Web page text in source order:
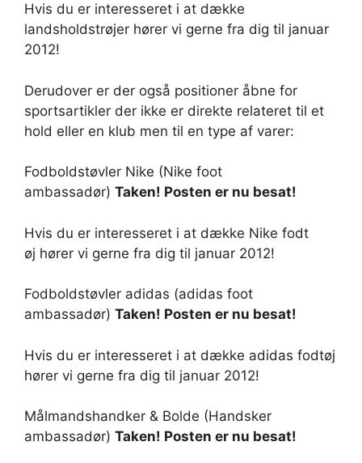
Hvis du er interesseret i at dække
landsholdstrøjer hører vi gerne fra dig til januar
2012!
Derudover er der også positioner åbne for
sportsartikler der ikke er direkte relateret til et
hold eller en klub men til en type af varer:
Fodboldstøvler Nike (Nike foot
ambassadør) Taken! Posten er nu besat!
Hvis du er interesseret i at dække Nike fodt
øj hører vi gerne fra dig til januar 2012!
Fodboldstøvler adidas (adidas foot
ambassadør) Taken! Posten er nu besat!
Hvis du er interesseret i at dække adidas fodtøj
hører vi gerne fra dig til januar 2012!
Målmandshandker & Bolde (Handsker
ambassadør) Taken! Posten er nu besat!